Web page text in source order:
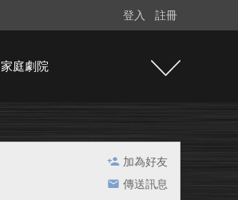
登入 註冊
家庭劇院
加為好友
傳送訊息